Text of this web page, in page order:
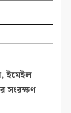
ইমেইল
সংরক্ষণ